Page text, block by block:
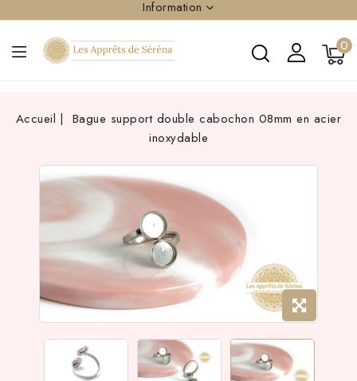
Information
0
Accueil
Bague support double cabochon 08mm en acier
inoxydable